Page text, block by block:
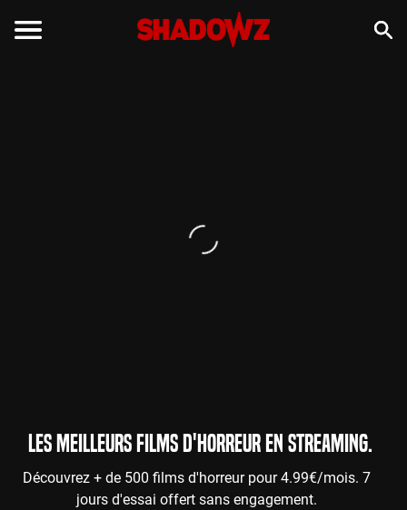
Les meilleurs films d'horreur en streaming.
Découvrez + de 500 films d'horreur pour 4.99€/mois. 7
jours d'essai offert sans engagement.